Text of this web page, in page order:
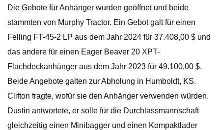
Die Gebote für Anhänger wurden geöffnet und beide
stammten von Murphy Tractor. Ein Gebot galt für einen
Felling FT-45-2 LP aus dem Jahr 2024 für 37.408,00 $ und
das andere für einen Eager Beaver 20 XPT-
Flachdeckanhänger aus dem Jahr 2023 für 49.100,00 $.
Beide Angebote galten zur Abholung in Humboldt, KS.
Clifton fragte, wofür sie den Anhänger verwenden würden.
Dustin antwortete, er solle für die Durchlassmannschaft
gleichzeitig einen Minibagger und einen Kompaktlader